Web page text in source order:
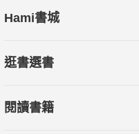
Hami書城
逛書選書
閱讀書籍